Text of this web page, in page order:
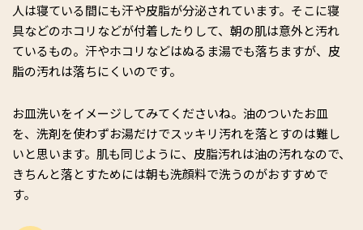
人は寝ている間にも汗や皮脂が分泌されています。そこに寝
具などのホコリなどが付着したりして、朝の肌は意外と汚れ
ているもの。汗やホコリなどはぬるま湯でも落ちますが、皮
脂の汚れは落ちにくいのです。
お皿洗いをイメージしてみてくださいね。油のついたお皿
を、洗剤を使わずお湯だけでスッキリ汚れを落とすのは難し
いと思います。肌も同じように、皮脂汚れは油の汚れなので、
きちんと落とすためには朝も洗顔料で洗うのがおすすめで
す。